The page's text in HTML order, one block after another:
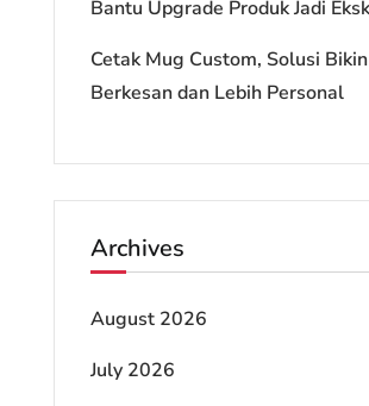
Bantu Upgrade Produk Jadi
Cetak Mug Custom, Solusi
Berkesan dan Lebih Personal
Archives
August 2026
July 2026